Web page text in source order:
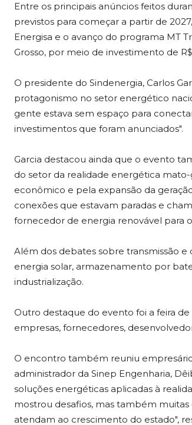
Entre os principais anúncios feitos
previstos para começar a partir de
Energisa e o avanço do programa MT
Grosso, por meio de investimento de
O presidente do Sindenergia, Carlos
protagonismo no setor energético
gente estava sem espaço para
investimentos que foram anunciados".
Garcia destacou ainda que o evento
do setor da realidade energética
econômico e pela expansão da
conexões que estavam paradas e
fornecedor de energia renovável para o
Além dos debates sobre transmissão
energia solar, armazenamento por
industrialização.
Outro destaque do evento foi a feira
empresas, fornecedores,
O encontro também reuniu
administrador da Sinep Engenharia,
soluções energéticas aplicadas à
mostrou desafios, mas também
atendam ao crescimento do estado",